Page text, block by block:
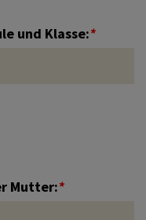
und Klasse:*
Mutter:*